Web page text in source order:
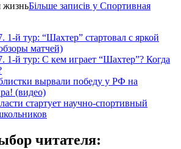
жизньБільше записів у Спортивная
й тур: “Шахтер” стартовал с яркой
матчей)
й тур: С кем играет “Шахтер”? Когда
вырвали победу у РФ на
(видео)
стартует научно-спортивный
читателя: